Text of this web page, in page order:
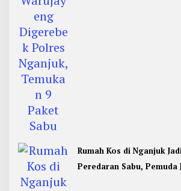
Rumah Kos di Nganjuk
Peredaran Sabu, Pemuda